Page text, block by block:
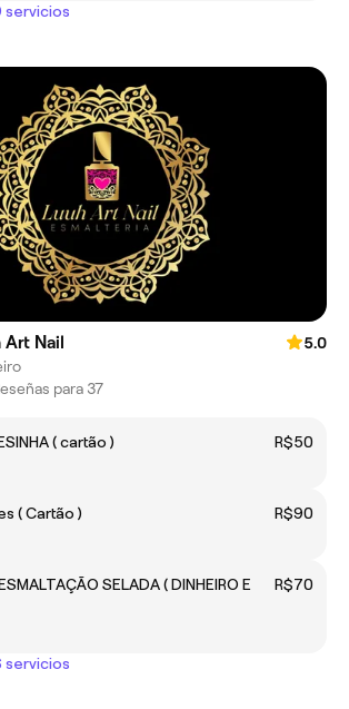
Art Nail
5.0
para 37
( cartão )
R$50
( Cartão )
R$90
SELADA ( DINHEIRO E
R$70